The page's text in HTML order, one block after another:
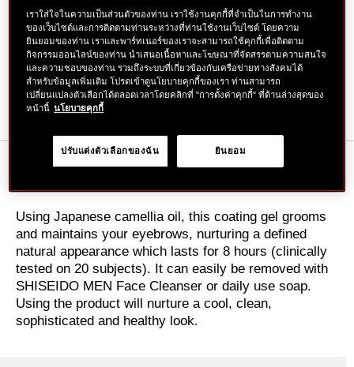
ตัว
เลือก
การ
ใส่
สินค้า
ตะกร้า
สินค้า
สินค้าหมด
ค้นหาสาขาใกล้ตัวคุณ
DETAILS
Using Japanese camellia oil, this coating gel grooms
and maintains your eyebrows, nurturing a defined
natural appearance which lasts for 8 hours (clinically
tested on 20 subjects). It can easily be removed with
SHISEIDO MEN Face Cleanser or daily use soap.
Using the product will nurture a cool, clean,
sophisticated and healthy look.
เราใส่ใจในความเป็นส่วนตัวของท่าน เราใช้งานคุกกี้ที่จำเป็นในการทำงาน
ของเว็บไซต์และการติดตามท่านระหว่างที่ท่านใช้งานเว็บไซต์ โดยความ
ยินยอมของท่าน เราและพาร์ทเนอร์ของเราจะสามารถใช้คุกกี้เพื่อติดตาม
กิจกรรมออนไลน์ของท่าน นำเสนอเนื้อหาและโฆษณาที่จัดสรรตามความสนใจ
และความชอบของท่าน รวมถึงระบบที่เกี่ยวข้องกับเครือข่ายทางสังคมได้
สำหรับข้อมูลเพิ่มเติม โปรดเข้าดูนโยบายคุกกี้ของเรา ท่านสามารถ
เปลี่ยนแปลงตัวเลือกได้ตลอดเวลาโดยคลิกที่ "การตั้งค่าคุกกี้" ที่ด้านล่างสุดของ
หน้านี้ นโยบายคุกกี้
ยินยอม
ปรับแต่งตัวเลือกของฉัน